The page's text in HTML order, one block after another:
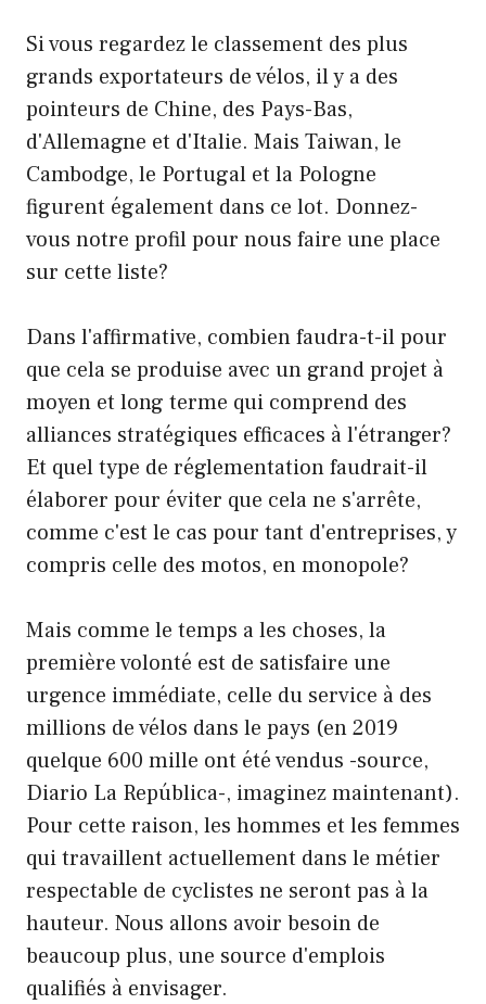
Si vous regardez le classement des plus
grands exportateurs de vélos, il y a des
pointeurs de Chine, des Pays-Bas,
d'Allemagne et d'Italie. Mais Taiwan, le
Cambodge, le Portugal et la Pologne
figurent également dans ce lot. Donnez-
vous notre profil pour nous faire une place
sur cette liste?
Dans l'affirmative, combien faudra-t-il pour
que cela se produise avec un grand projet à
moyen et long terme qui comprend des
alliances stratégiques efficaces à l'étranger?
Et quel type de réglementation faudrait-il
élaborer pour éviter que cela ne s'arrête,
comme c'est le cas pour tant d'entreprises, y
compris celle des motos, en monopole?
Mais comme le temps a les choses, la
première volonté est de satisfaire une
urgence immédiate, celle du service à des
millions de vélos dans le pays (en 2019
quelque 600 mille ont été vendus -source,
Diario La República-, imaginez maintenant).
Pour cette raison, les hommes et les femmes
qui travaillent actuellement dans le métier
respectable de cyclistes ne seront pas à la
hauteur. Nous allons avoir besoin de
beaucoup plus, une source d'emplois
qualifiés à envisager.